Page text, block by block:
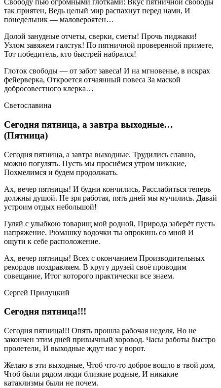
Свободу пью огромными глотками: Вкус пятничной свободы
так приятен, Ведь целый мир распахнут перед нами, И
понедельник — маловероятен…
Долой занудные отчеты, сверки, сметы! Прочь пиджаки!
Узлом завяжем галстук! По пятничной проверенной примете,
Тот победитель, кто быстрей набрался!
Глоток свободы — от забот завеса! И на мгновенье, в искрах
фейерверка, Откроется отчаянный повеса За маской
добросовестного клерка…
Светославина
Сегодня пятница, а завтра выходные…
(Пятница)
Сегодня пятница, а завтра выходные. Трудились славно,
можно погулять. Пусть мы проснёмся утром никакие,
Похмелимся и будем продолжать.
Ах, вечер пятницы! И будни кончились, Расслабиться теперь
должны душой. Не зря работая, пять дней мы мучились. Давай
устроим отдых небольшой!
Гуляй с улыбкою товарищ мой родной, Природа заберёт пусть
напряжение. Рюмашку водочки ты опрокинь со мной И
ощути к себе расположение.
Ах, вечер пятницы! Всех с окончанием Производительных
рекордов поздравляем. В кругу друзей своё проводим
совещание, Итог которого практически все знаем.
Сергей Прилуцкий
Сегодня пятница!!!
Сегодня пятница!!! Опять прошла рабочая неделя, Но не
закончен этим дней привычный хоровод. Часы работы быстро
пролетели, И выходные ждут нас у ворот.
Желаю в эти выходные, Чтоб что-то доброе вошло в твой дом,
Чтоб были рядом люди близкие родные, И никакие
катаклизмы были не почем.